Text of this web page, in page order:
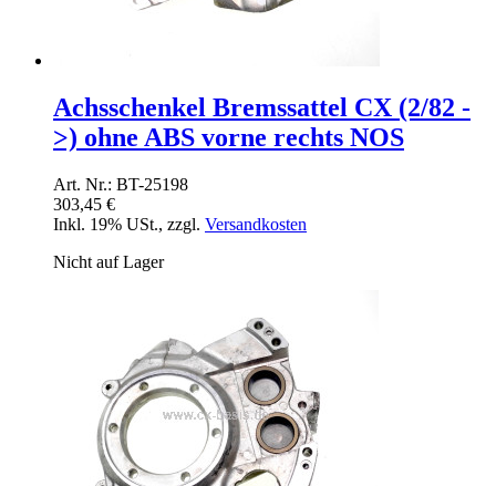
Achsschenkel Bremssattel CX (2/82 -
>) ohne ABS vorne rechts NOS
Art. Nr.: BT-25198
303,45 €
Inkl. 19% USt., zzgl. Versandkosten
Nicht auf Lager